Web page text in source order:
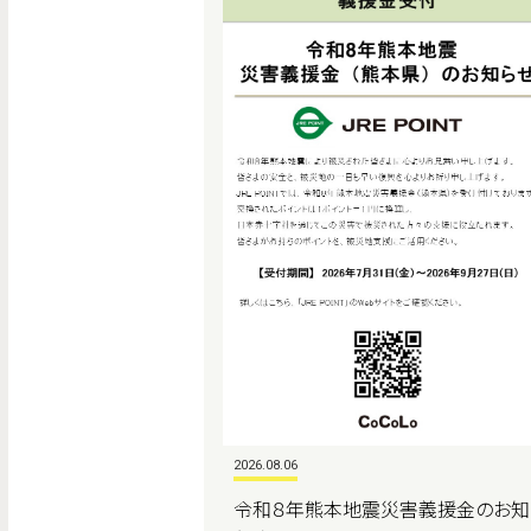
2026.08.06
令和８年熊本地震災害義援金のお知